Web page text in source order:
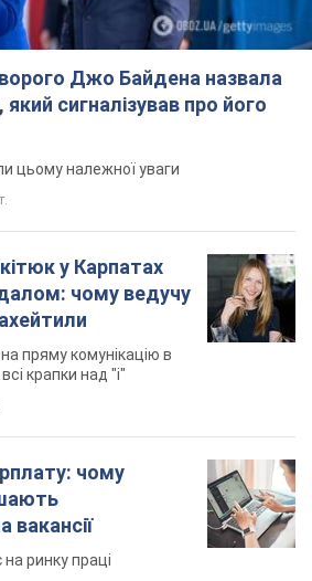
Джо Байдена назвала
сигналізував про його
цьому належної уваги
у Карпатах
чому ведучу
пряму комунікацію в
крапки над "і"
чому
вакансії
ринку праці